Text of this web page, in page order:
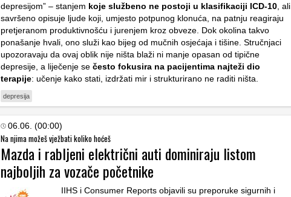
depresijom” – stanjem koje službeno ne postoji u klasifikaciji ICD-10 , ali
savršeno opisuje ljude koji, umjesto potpunog klonuća, na patnju reagiraju
pretjeranom produktivnošću i jurenjem kroz obveze. Dok okolina takvo
ponašanje hvali, ono služi kao bijeg od mučnih osjećaja i tišine. Stručnjaci
upozoravaju da ovaj oblik nije ništa blaži ni manje opasan od tipične
depresije, a liječenje se često fokusira na pacijentima najteži dio
terapije: učenje kako stati, izdržati mir i strukturirano ne raditi ništa.
depresija
06.06. (00:00)
Na njima možeš vježbati koliko hoćeš
Mazda i rabljeni električni auti dominiraju listom
najboljih za vozače početnike
IIHS i Consumer Reports objavili su preporuke sigurnih i